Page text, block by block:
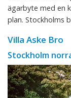
ägarbyte med en
plan. Stockholms
Villa Aske Bro
Stockholm